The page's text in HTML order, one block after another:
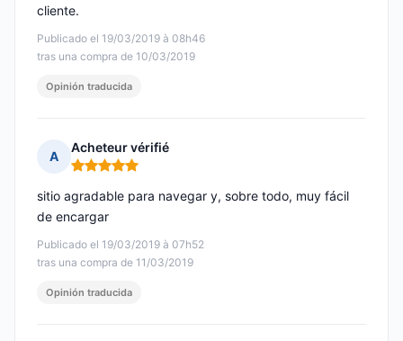
Publicado el 19/03/2019 à 08h46
tras una compra de 10/03/2019
cliente.
Opinión traducida
A
Acheteur vérifié
Nota: 5 de 5
Publicado el 19/03/2019 à 07h52
tras una compra de 11/03/2019
sitio agradable para navegar y, sobre todo, muy fácil
de encargar
Opinión traducida